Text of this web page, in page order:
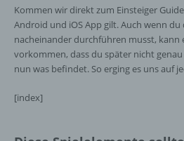
Kommen wir direkt zum Einsteiger
Android und iOS App gilt. Auch wenn
nacheinander durchführen musst, kann
vorkommen, dass du später nicht
nun was befindet. So erging es uns auf
[index]